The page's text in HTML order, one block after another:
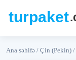
Ana səhifə / Çin (Pekin) /